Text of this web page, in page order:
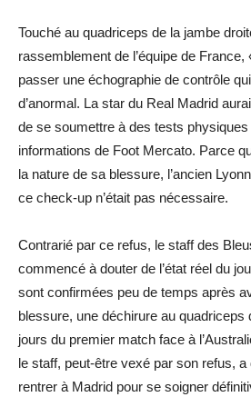
Touché au quadriceps de la jambe
rassemblement de l’équipe de
passer une échographie de contrôle
d’anormal. La star du Real Madrid
de se soumettre à des tests
informations de Foot Mercato. Parce
la nature de sa blessure, l’ancien
ce check-up n’était pas nécessaire.
Contrarié par ce refus, le staff des
commencé à douter de l’état réel du
sont confirmées peu de temps après
blessure, une déchirure au quadriceps
jours du premier match face à
le staff, peut-être vexé par son refus,
rentrer à Madrid pour se soigner